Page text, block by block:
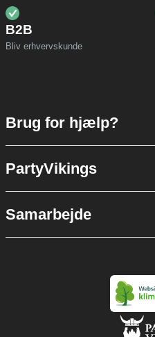
B2B
Bliv erhvervskunde
Brug for hjælp?
PartyVikings
Samarbejde